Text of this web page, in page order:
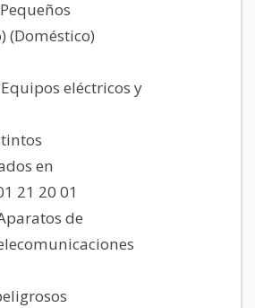
(Doméstico)
eléctricos y
en
21 20 01
de